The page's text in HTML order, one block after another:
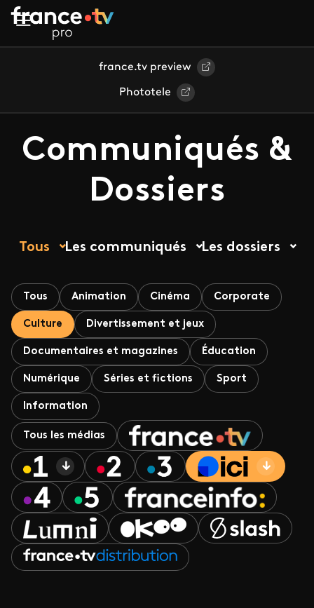
Aller au contenu principal
france.tv preview
Phototele
Communiqués &
Dossiers
Tous Les communiqués Les dossiers
Tous Animation Cinéma Corporate
Culture Divertissement et jeux
Documentaires et magazines Éducation
Numérique Séries et fictions Sport
Information
Tous les médias